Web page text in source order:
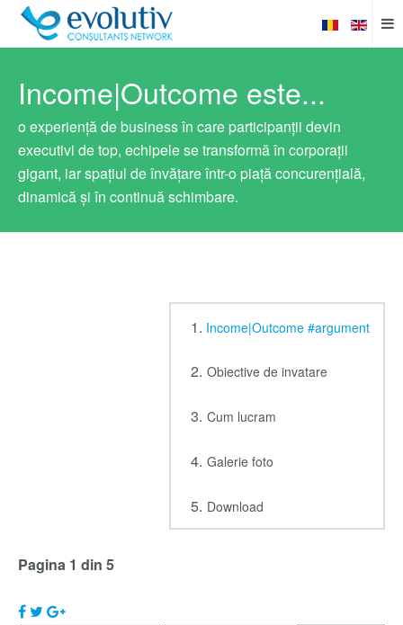
Income|Outcome este...
o experiență de business în care participanții devin
executivi de top, echipele se transformă în corporații
gigant, iar spațiul de învățare într-o piață concurențială,
dinamică și în continuă schimbare.
Income|Outcome #argument
Obiective de invatare
Cum lucram
Galerie foto
Download
Pagina 1 din 5